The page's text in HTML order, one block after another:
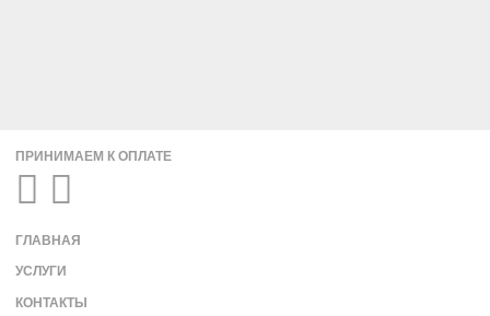
ПРИНИМАЕМ К ОПЛАТЕ
ГЛАВНАЯ
УСЛУГИ
КОНТАКТЫ